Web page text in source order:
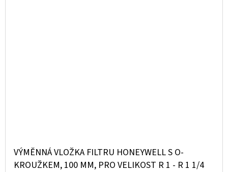
VÝMĚNNÁ VLOŽKA FILTRU HONEYWELL S O-
KROUŽKEM, 100 ΜM, PRO VELIKOST R 1 - R 1 1/4